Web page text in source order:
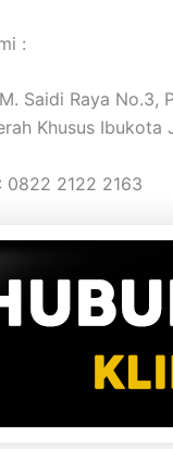
:
Saidi Raya No.3,
Khusus Ibukota
0822 2122 2163